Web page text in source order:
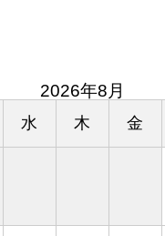
2026年8月
水 木 金